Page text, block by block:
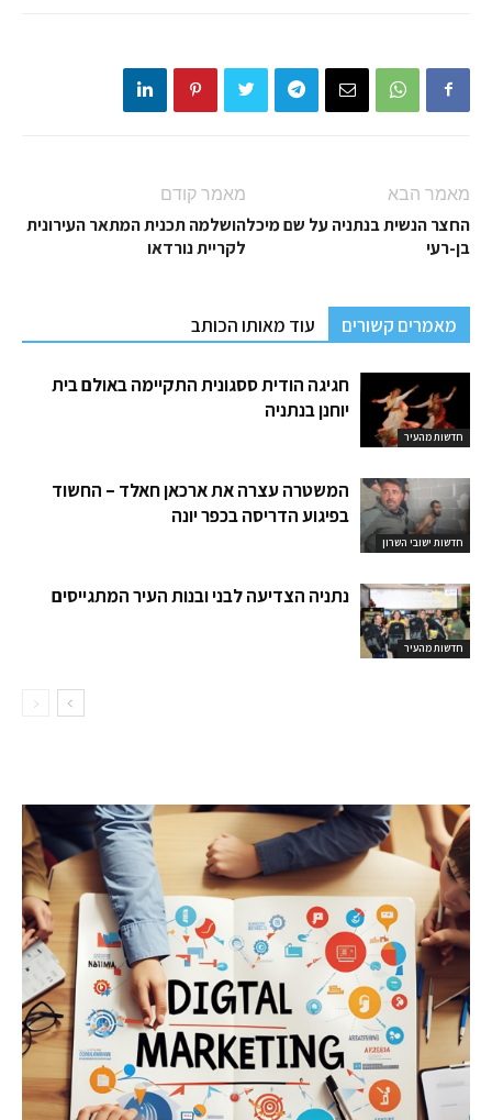
מאמר קודם
הושלמה תכנית המתאר העירונית
לקריית נורדאו
מאמר הבא
החצר הנשית בנתניה על שם מיכל
בן-רעי
מאמרים קשורים עוד מאותו הכותב
חדשות מהעיר
חגיגה הודית ססגונית התקיימה באולם בית
יוחנן בנתניה
חדשות ישובי השרון
המשטרה עצרה את ארכאן חאלד – החשוד
בפיגוע הדריסה בכפר יונה
חדשות מהעיר
נתניה הצדיעה לבני ובנות העיר המתגייסים